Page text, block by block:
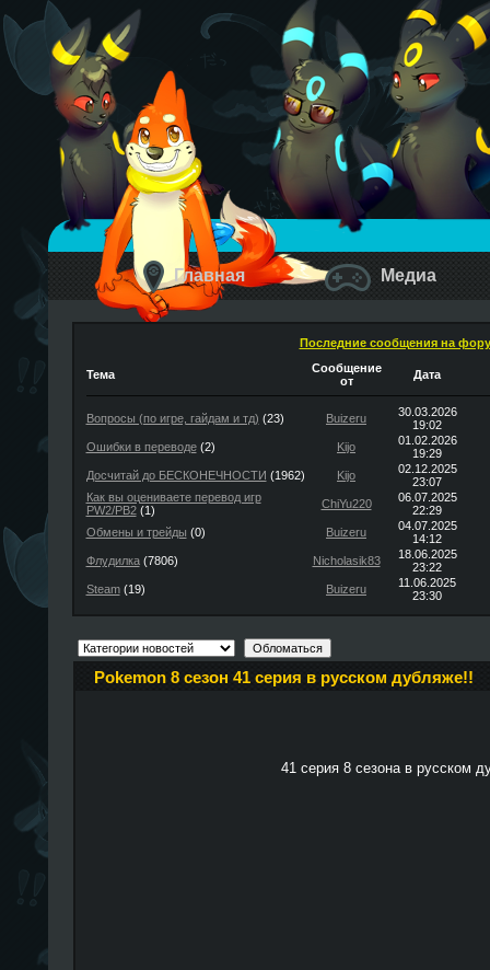
Главная Медиа
Последние сообщения на
Тема
Сообщение
от
Дата
Вопросы (по игре, гайдам и тд) (23) Buizeru
30.03.2026
19:02
Ошибки в переводе(2) Kijo
01.02.2026
19:29
Досчитай до БЕСКОНЕЧНОСТИ (1962) Kijo
02.12.2025
23:07
Как вы оцениваете перевод игр
PW2/PB2(1) ChiYu220
06.07.2025
22:29
Обмены и трейды (0) Buizeru
04.07.2025
14:12
Флудилка(7806) Nicholasik83
18.06.2025
23:22
Steam(19) Buizeru
11.06.2025
23:30
Pokemon 8 сезон 41 серия в русском дубляже!!
41 серия 8 сезона в русском